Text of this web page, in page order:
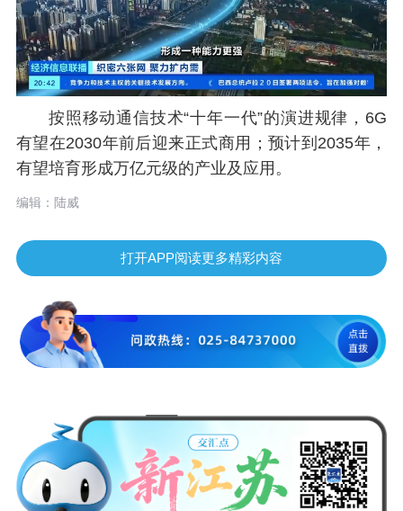
按照移动通信技术“十年一代”的演进规律，6G
有望在2030年前后迎来正式商用；预计到2035年，
有望培育形成万亿元级的产业及应用。
编辑：陆威
打开APP阅读更多精彩内容